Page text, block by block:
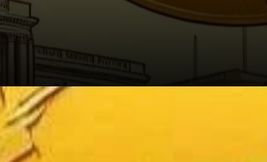
L'Impact Plus Large